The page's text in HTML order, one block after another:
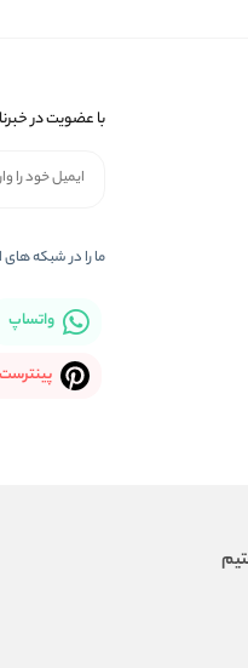
با عضویت در
ما را در شبکه های
واتساپ
پینترست